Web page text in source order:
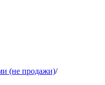
(не продажи)/